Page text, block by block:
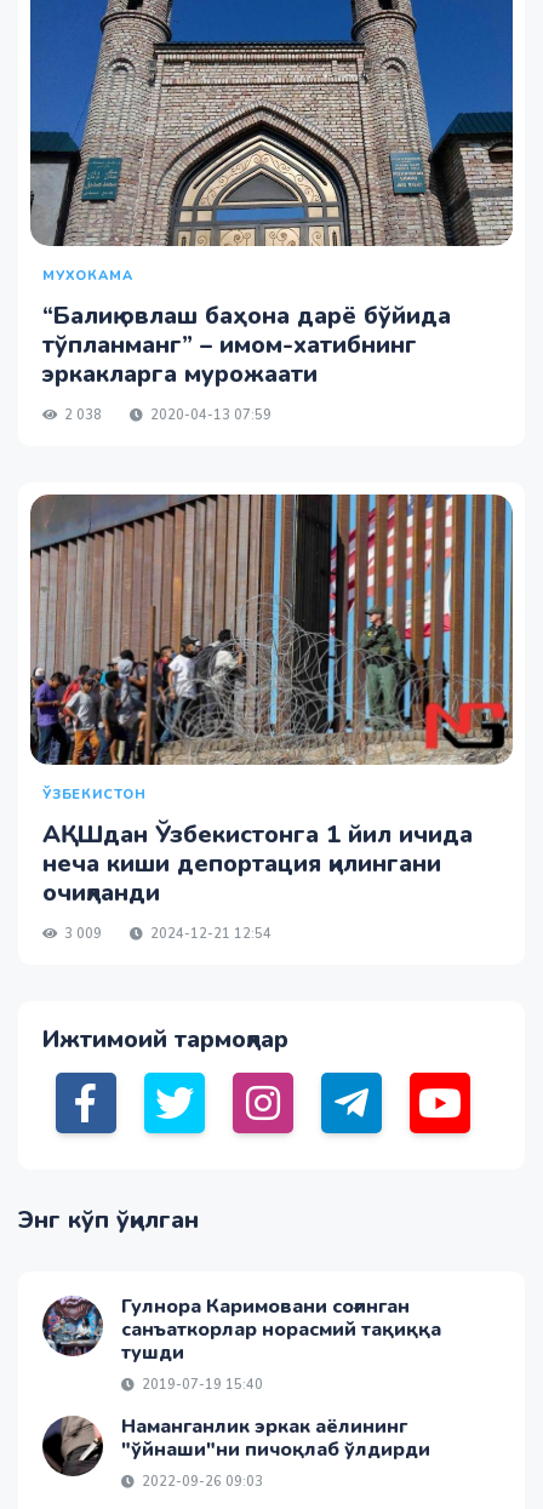
МУХОКАМА
“Балиқ овлаш баҳона дарё бўйида
тўпланманг” – имом-хатибнинг
эркакларга мурожаати
2 038 2020-04-13 07:59
ЎЗБЕКИСТОН
АҚШдан Ўзбекистонга 1 йил ичида
неча киши депортация қилингани
очиқланди
3 009 2024-12-21 12:54
Ижтимоий тармоқлар
Энг кўп ўқилган
Гулнора Каримовани соғинган
санъаткорлар норасмий тақиққа
тушди
2019-07-19 15:40
Наманганлик эркак аёлининг
"ўйнаши"ни пичоқлаб ўлдирди
2022-09-26 09:03